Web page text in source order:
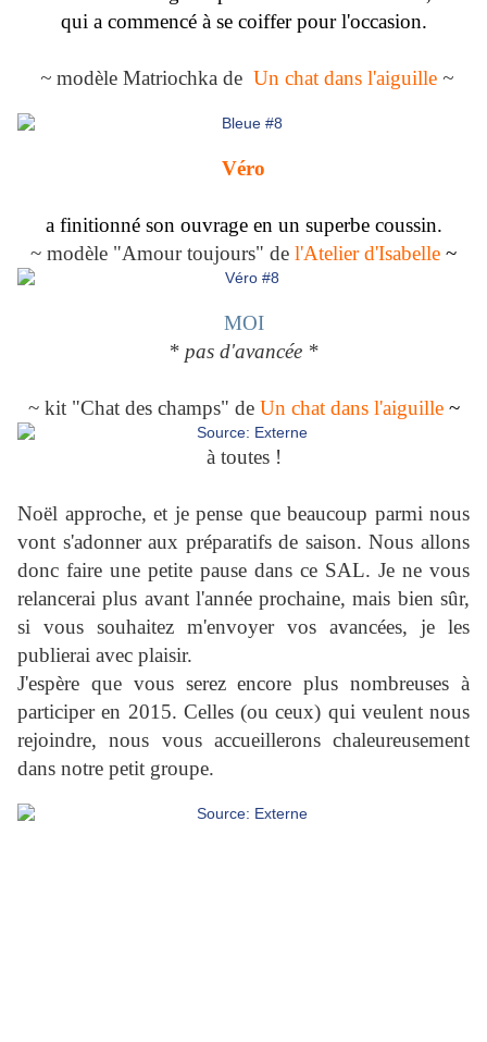
qui a commencé à se coiffer pour l'occasion.
~modèle Matriochka de Un chat dans l'aiguille ~
Véro
a finitionné son ouvrage en un superbe coussin.
~ modèle "Amour toujours" de l'Atelier d'Isabelle ~
MOI
* pas d'avancée *
~ kit "Chat des champs" de Un chat dans l'aiguille ~
à toutes !
Noël approche, et je pense que beaucoup parmi nous
vont s'adonner aux préparatifs de saison. Nous allons
donc faire une petite pause dans ce SAL. Je ne vous
relancerai plus avant l'année prochaine, mais bien sûr,
si vous souhaitez m'envoyer vos avancées, je les
publierai avec plaisir.
J'espère que vous serez encore plus nombreuses à
participer en 2015. Celles (ou ceux) qui veulent nous
rejoindre, nous vous accueillerons chaleureusement
dans notre petit groupe.